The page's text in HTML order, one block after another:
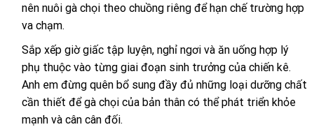
nên nuôi gà chọi theo chuồng riêng để hạn chế trường hợp
va chạm.
Sắp xếp giờ giấc tập luyện, nghỉ ngơi và ăn uống hợp lý
phụ thuộc vào từng giai đoạn sinh trưởng của chiến kê.
Anh em đừng quên bổ sung đầy đủ những loại dưỡng chất
cần thiết để gà chọi của bản thân có thể phát triển khỏe
mạnh và cân cân đối.